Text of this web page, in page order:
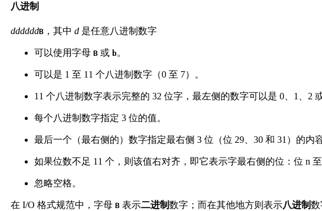
八进制
ddddddB ，其中 d 是任意八进制数字
可以使用字母 B 或 b。
可以是 1 至 11 个八进制数字（0 至 7）。
11 个八进制数字表示完整的 32 位字，最左侧的数字可以是 0、1、2 或
每个八进制数字指定 3 位的值。
最后一个（最右侧的）数字指定最右侧 3 位（位 29、30 和 31）的内容
如果位数不足 11 个，则该值右对齐，即它表示字最右侧的位：位 n 至
忽略空格。
在 I/O 格式规范中，字母 B 表示二进制数字；而在其他地方则表示八进制数